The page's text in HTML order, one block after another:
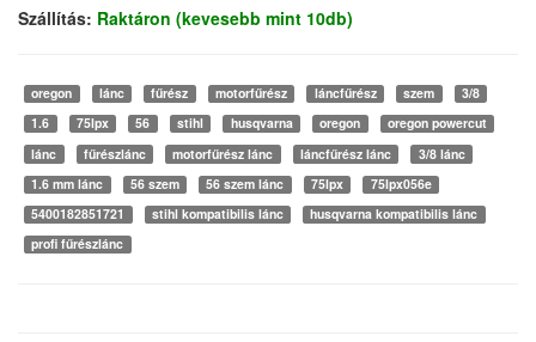
Szállítás: Raktáron (kevesebb mint 10db)
oregon lánc fűrész motorfűrész láncfűrész szem
3/8
1.6
75lpx 56 stihl husqvarna oregon
oregon powercut
lánc
fűrészlánc motorfűrész lánc láncfűrész lánc
3/8 lánc
1.6 mm lánc
56 szem 56 szem lánc 75lpx
75lpx056e
5400182851721
stihl kompatibilis lánc
husqvarna kompatibilis lánc
profi fűrészlánc